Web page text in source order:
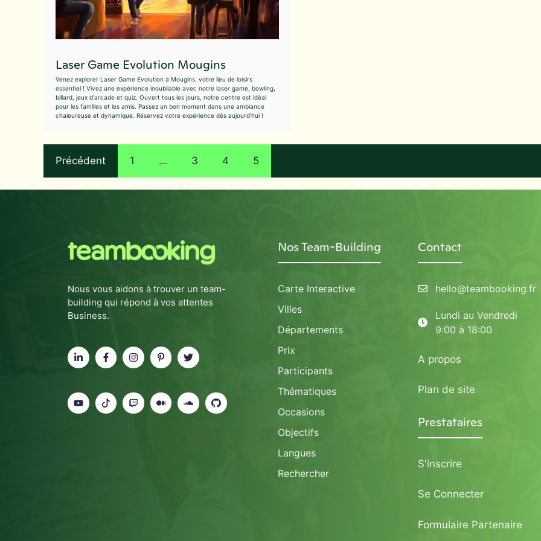
Laser Game Evolution Mougins
Venez explorer Laser Game Evolution à Mougins, votre lieu de loisirs
essentiel ! Vivez une expérience inoubliable avec notre laser game, bowling,
billard, jeux d'arcade et quiz. Ouvert tous les jours, notre centre est idéal
pour les familles et les amis. Passez un bon moment dans une ambiance
chaleureuse et dynamique. Réservez votre expérience dès aujourd'hui !
Précédent 1 … 3 4 5
Nous vous aidons à trouver un team-
building qui répond à vos attentes
Business.
Nos Team-Building
Carte Interactive
Villes
Départements
Prix
Participants
Thématiques
Occasions
Objectifs
Langues
Rechercher
Contact
hello@teambooking.fr
Lundi au Vendredi
9:00 à 18:00
A propos
Plan de site
Prestataires
S'inscrire
Se Connecter
Formulaire Partenaire